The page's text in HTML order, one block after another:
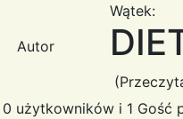
Autor
Wątek:
0 użytkowników i 1 Gość